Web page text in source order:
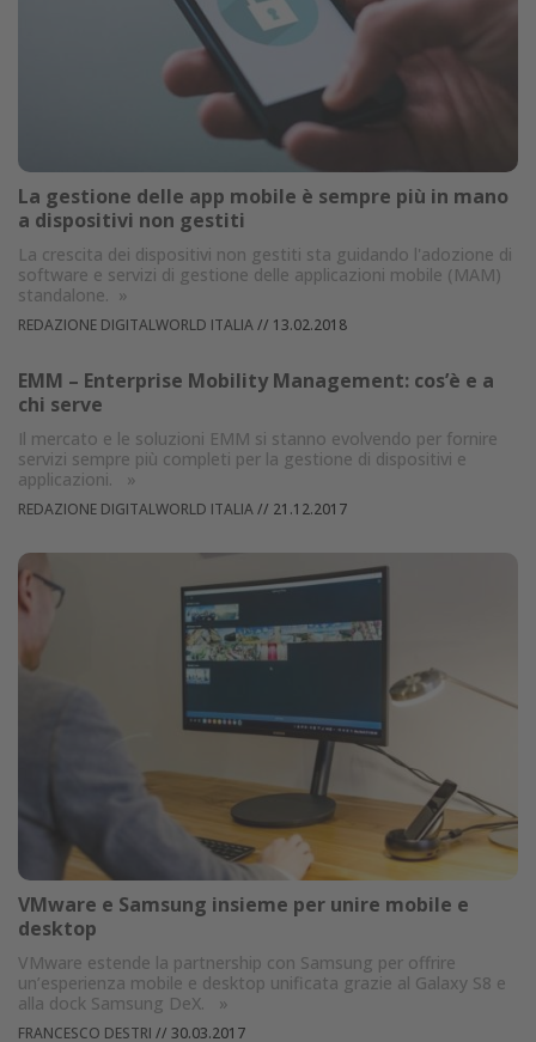
La gestione delle app mobile è sempre più in mano
a dispositivi non gestiti
La crescita dei dispositivi non gestiti sta guidando l'adozione di
software e servizi di gestione delle applicazioni mobile (MAM)
standalone. »
REDAZIONE DIGITALWORLD ITALIA// 13.02.2018
EMM – Enterprise Mobility Management: cos’è e a
chi serve
Il mercato e le soluzioni EMM si stanno evolvendo per fornire
servizi sempre più completi per la gestione di dispositivi e
applicazioni.
»
REDAZIONE DIGITALWORLD ITALIA// 21.12.2017
VMware e Samsung insieme per unire mobile e
desktop
VMware estende la partnership con Samsung per offrire
un’esperienza mobile e desktop unificata grazie al Galaxy S8 e
alla dock Samsung DeX.
»
FRANCESCO DESTRI // 30.03.2017